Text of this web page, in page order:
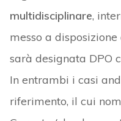
multidisciplinare,
messo a
sarà designata DPO
In entrambi i casi
riferimento, il cui